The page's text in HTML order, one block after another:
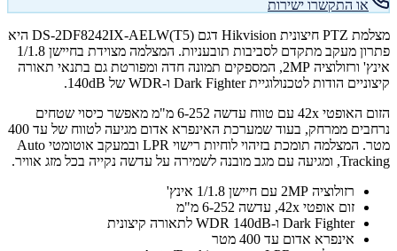
או התקשרו ישירות
מצלמת PTZ חיצונית Hikvision דגם DS-2DF8242IX-AELW(T5) היא
פתרון מעקב מתקדם לסביבות תובעניות. המצלמה מצוידת בחיישן 1/1.8
אינץ' ורזולוציה 2MP, המספקים תמונה חדה ומפורטת גם בתנאי תאורה
קיצוניים הודות לטכנולוגיית Dark Fighter ו-WDR של 140dB.
הזום האופטי 42x עם טווח עדשה 6-252 מ"מ מאפשר כיסוי שטחים
נרחבים ממרחק, בעוד שמערכת האינפרא אדום מגיעה לטווח של עד 400
מטר. המצלמה תומכת בזיהוי לוחיות רישוי LPR ובמעקב אוטומטי Auto
Tracking, ומגיעה עם מגב מובנה לשמירה על עדשה נקייה בכל מזג אוויר.
רזולוציה 2MP עם חיישן 1/1.8 אינץ'
זום אופטי 42x, עדשה 6-252 מ"מ
Dark Fighter ו-WDR 140dB לתאורה קיצונית
אינפרא אדום עד 400 מטר